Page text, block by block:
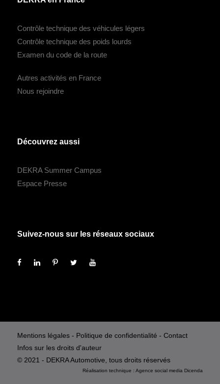
Contrôle technique des véhicules légers
Contrôle technique des poids lourds
Examen du code de la route
Autres activités en France
Nous rejoindre
Découvrez aussi
DEKRA Summer Campus
Espace Presse
Suivez-nous sur les réseaux sociaux
Mentions légales - Politique de confidentialité - Contact
Infos sur les droits d'auteur
© 2021 - DEKRA Automotive, tous droits réservés
Réalisation technique : Agence social media Dicenda